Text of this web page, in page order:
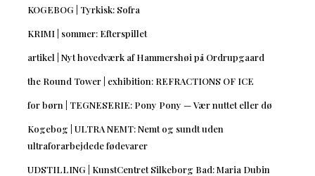
KOGEBOG | Tyrkisk: Sofra
KRIMI | sommer: Efterspillet
artikel | Nyt hovedværk af Hammershøi på Ordrupgaard
the Round Tower | exhibition: REFRACTIONS OF ICE
for børn | TEGNESERIE: Pony Pony — Vær nuttet eller dø
Kogebog | ULTRA NEMT: Nemt og sundt uden
ultraforarbejdede fødevarer
UDSTILLING | KunstCentret Silkeborg Bad: Maria Dubin